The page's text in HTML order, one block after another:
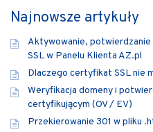
Najnowsze artykuły
Aktywowanie, potwierdzanie
SSL w Panelu Klienta AZ.pl
Dlaczego certyfikat SSL nie
Weryfikacja domeny i
certyfikującym (OV / EV)
Przekierowanie 301 w pliku